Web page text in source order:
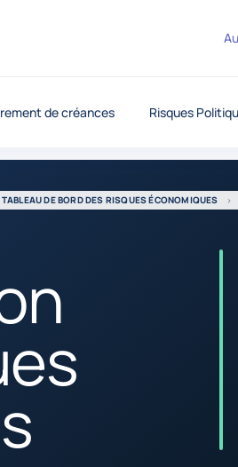
de créances Risques
TABLEAU DE BORD DES RISQUES ÉCONOMIQUES